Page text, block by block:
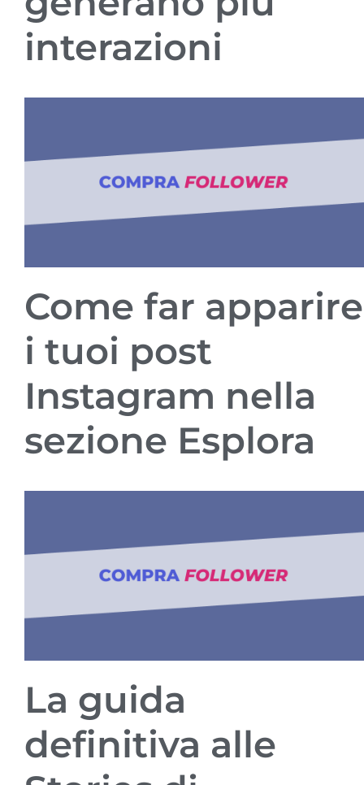
interazioni
Come far apparire
i tuoi post
Instagram nella
sezione Esplora
La guida
definitiva alle